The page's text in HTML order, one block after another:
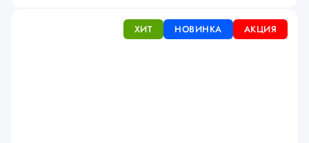
АКЦИЯ
НОВИНКА
ХИТ